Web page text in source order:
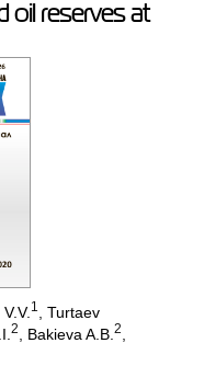
oil reserves at
1 ,Turtaev
2 Bakieva A.B.2